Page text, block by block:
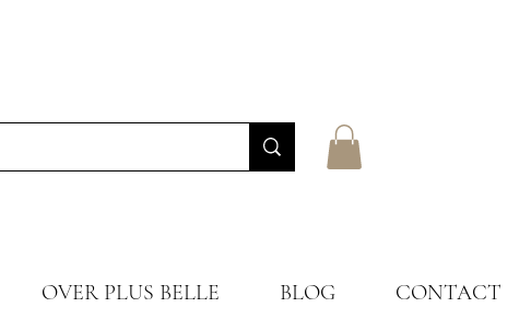
OVER PLUS BELLE BLOG CONTACT